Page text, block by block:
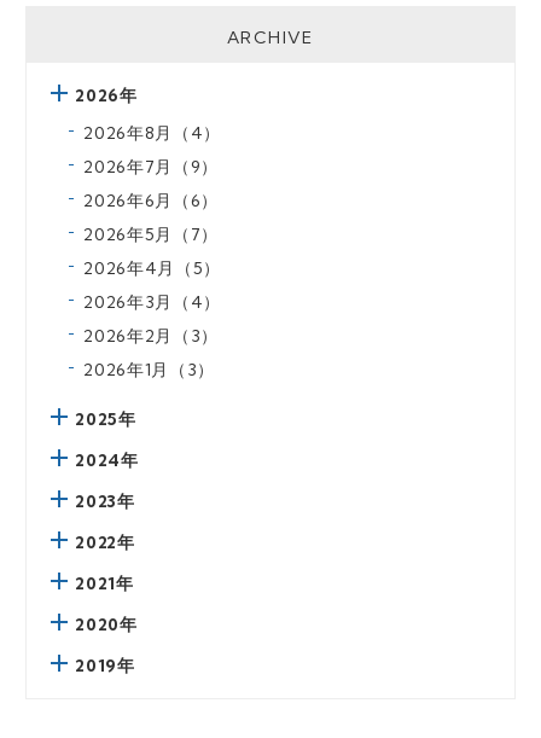
ARCHIVE
2026年
2026年8月（4）
2026年7月（9）
2026年6月（6）
2026年5月（7）
2026年4月（5）
2026年3月（4）
2026年2月（3）
2026年1月（3）
2025年
2024年
2023年
2022年
2021年
2020年
2019年